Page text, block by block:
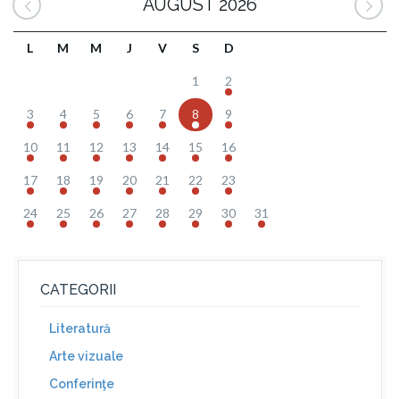
AUGUST 2026
L M M J V S D
1 2
3 4 5 6 7 8 9
10 11 12 13 14 15 16
17 18 19 20 21 22 23
24 25 26 27 28 29 30 31
CATEGORII
Literatură
Arte vizuale
Conferinţe